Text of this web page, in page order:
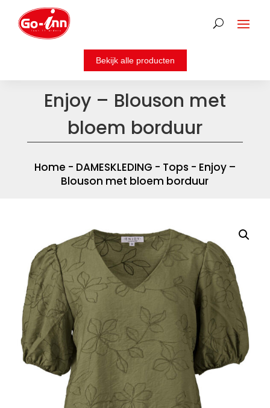
Enjoy – Blouson met
bloem borduur
Home - DAMESKLEDING - Tops - Enjoy –
Blouson met bloem borduur